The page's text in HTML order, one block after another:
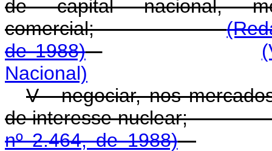
de capital nacional,
comercial;
de 1988)
Nacional)
V - negociar, nos
de interesse
nº 2.464, de 1988)